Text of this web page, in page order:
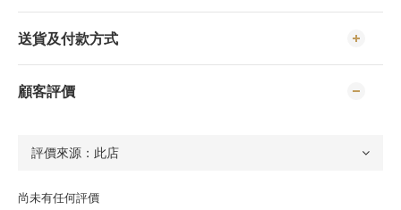
送貨及付款方式
顧客評價
尚未有任何評價